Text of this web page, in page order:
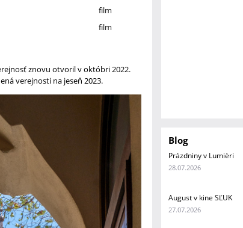
film
film
znovu otvoril v októbri 2022.
verejnosti na jeseň 2023.
Blog
Prázdniny v Lumièri
28.07.2026
August v kine SĽUK
27.07.2026